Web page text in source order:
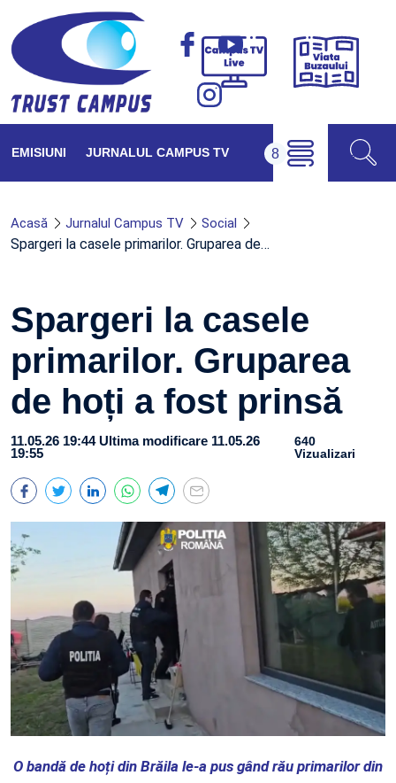
Campus
Viața
EMISIUNI JURNALUL CAMPUS TV
Acasă Jurnalul Campus TV Social
Spargeri la casele primarilor. Gruparea de…
Spargeri la casele
primarilor. Gruparea
de hoți a fost prinsă
11.05.26 19:44 Ultima modificare 11.05.26
19:55
640
Vizualizari
O bandă de hoți din Brăila le-a pus gând rău primarilor din